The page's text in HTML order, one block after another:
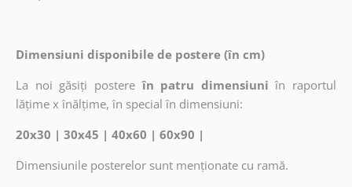
Dimensiuni disponibile de postere (în cm)
La noi găsiți postere în patru dimensiuni în raportul
lățime x înălțime, în special în dimensiuni:
20x30 | 30x45 | 40x60 | 60x90 |
Dimensiunile posterelor sunt menționate cu ramă.